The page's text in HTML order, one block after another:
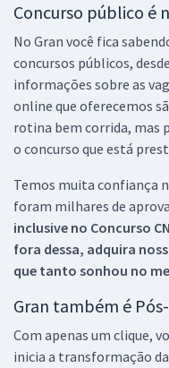
Concurso público é
No Gran você fica
concursos públicos,
informações sobre as
online que oferecemos
rotina bem corrida, mas
o concurso que está
Temos muita confiança
foram milhares de
inclusive no Concurso
fora dessa, adquira
que tanto sonhou no
Gran também é
Com apenas um clique,
inicia a transformação